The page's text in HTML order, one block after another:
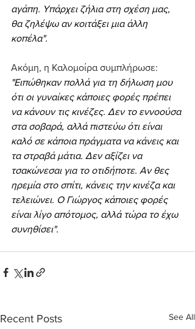
αγάπη. Υπάρχει ζήλια στη σχέση μας,
θα ζηλέψω αν κοιτάξει μια άλλη
κοπέλα".
Ακόμη, η Καλομοίρα συμπλήρωσε:
"Ειπώθηκαν πολλά για τη δήλωση μου
ότι οι γυναίκες κάποιες φορές πρέπει
να κάνουν τις κινέζες. Δεν το εννοούσα
στα σοβαρά, αλλά πιστεύω ότι είναι
καλό σε κάποια πράγματα να κάνεις και
τα στραβά μάτια. Δεν αξίζει να
τσακώνεσαι για το οτιδήποτε. Αν θες
ηρεμία στο σπίτι, κάνεις την κινέζα και
τελειώνει. Ο Γιώργος κάποιες φορές
είναι λίγο απότομος, αλλά τώρα το έχω
συνηθίσει".
Recent Posts See All